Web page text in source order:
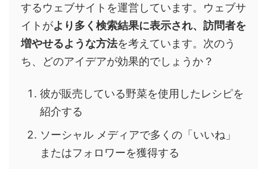
するウェブサイトを運営しています。ウェブサ
イトがより多く検索結果に表示され、訪問者を
増やせるような方法を考えています。次のう
ち、どのアイデアが効果的でしょうか？
彼が販売している野菜を使用したレシピを
紹介する
ソーシャル メディアで多くの「いいね」
またはフォロワーを獲得する